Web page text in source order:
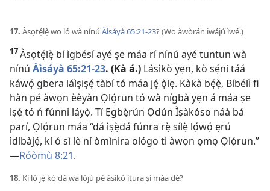
17. Àsọtẹ́lẹ̀ wo ló wà nínú Àìsáyà 65:​21-23? (Wo àwòrán iwájú ìwé.)
17Àsọtẹ́lẹ̀ bí ìgbésí ayé ṣe máa rí nínú ayé tuntun wà
nínú Àìsáyà 65:​21-23. (Kà á.) Lásìkò yẹn, kò sẹ́ni táá
káwọ́ gbera láìṣiṣẹ́ tàbí tó máa jẹ́ ọ̀lẹ. Kàkà bẹ́ẹ̀, Bíbélì fi
hàn pé àwọn èèyàn Ọlọ́run tó wà nígbà yẹn á máa ṣe
iṣẹ́ tó ń fúnni láyọ̀. Tí Ẹgbẹ̀rún Ọdún Ìṣàkóso náà bá
parí, Ọlọ́run máa “dá ìṣẹ̀dá fúnra rẹ̀ sílẹ̀ lọ́wọ́ ẹrú
ìdíbàjẹ́, kí ó sì lè ní òmìnira ológo ti àwọn ọmọ Ọlọ́run.”​
—Róòmù 8:21.
18. Kí ló jẹ́ kó dá wa lójú pé àsìkò ìtura ṣì máa dé?